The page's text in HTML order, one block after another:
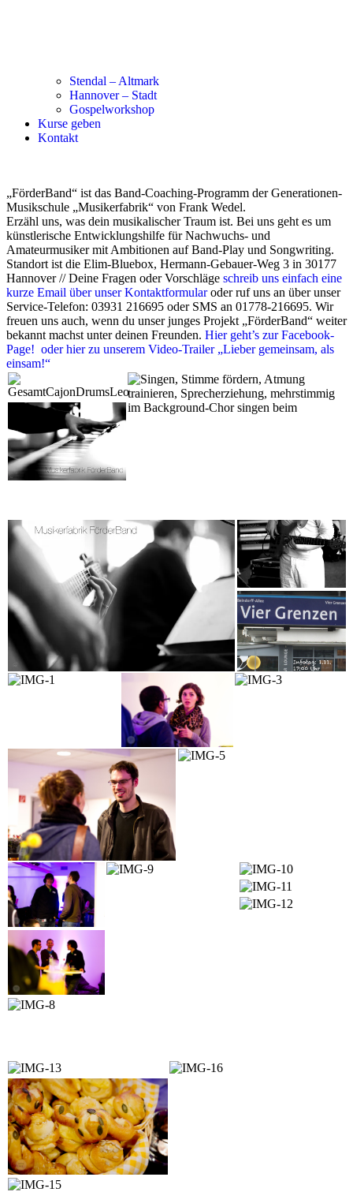
Stendal – Altmark
Hannover – Stadt
Gospelworkshop
Kurse geben
Kontakt
„FörderBand“ ist das Band-Coaching-Programm der Generationen-
Musikschule „Musikerfabrik“ von Frank Wedel.
Erzähl uns, was dein musikalischer Traum ist. Bei uns geht es um
künstlerische Entwicklungshilfe für Nachwuchs- und
Amateurmusiker mit Ambitionen auf Band-Play und Songwriting.
Standort ist die Elim-Bluebox, Hermann-Gebauer-Weg 3 in 30177
Hannover // Deine Fragen oder Vorschläge schreib uns einfach eine
kurze Email über unser Kontaktformularoder ruf uns an über unser
Service-Telefon: 03931 216695 oder SMS an 01778-216695. Wir
freuen uns auch, wenn du unser junges Projekt „FörderBand“ weiter
bekannt machst unter deinen Freunden. Hier geht’s zur Facebook-
Page! oder hier zu unserem Video-Trailer „Lieber gemeinsam, als
einsam!“